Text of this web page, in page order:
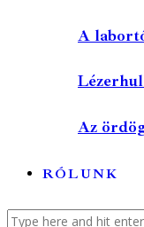
A
Az
RÓLUNK